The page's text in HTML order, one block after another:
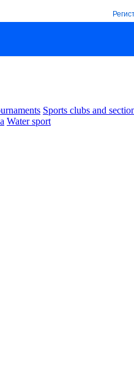
Sports clubs and
Water sport